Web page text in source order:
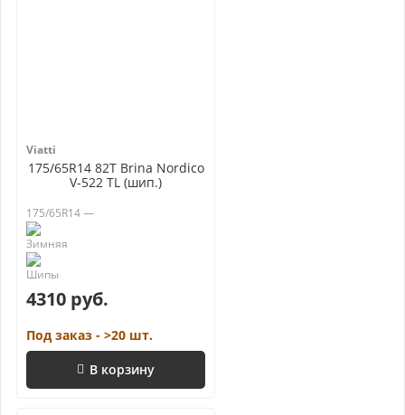
Viatti
175/65R14 82T Brina Nordico
V-522 TL (шип.)
175/65R14 —
4310 руб.
Под заказ - >20 шт.
В корзину